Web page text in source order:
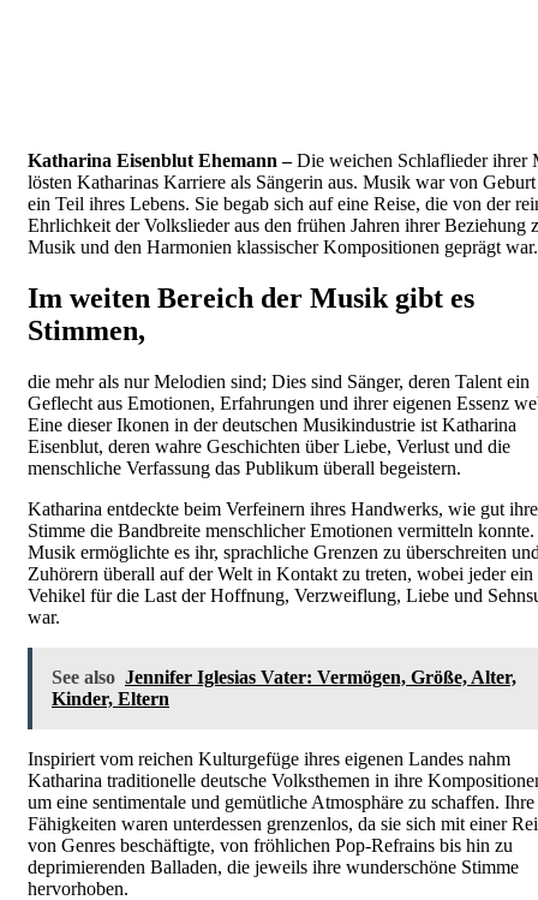
Katharina Eisenblut Ehemann –Die weichen Schlaflieder ihrer
lösten Katharinas Karriere als Sängerin aus. Musik war von
ein Teil ihres Lebens. Sie begab sich auf eine Reise, die von der
Ehrlichkeit der Volkslieder aus den frühen Jahren ihrer Beziehung
Musik und den Harmonien klassischer Kompositionen geprägt war.
Im weiten Bereich der Musik gibt es
Stimmen,
die mehr als nur Melodien sind; Dies sind Sänger, deren Talent ein
Geflecht aus Emotionen, Erfahrungen und ihrer eigenen Essenz
Eine dieser Ikonen in der deutschen Musikindustrie ist Katharina
Eisenblut, deren wahre Geschichten über Liebe, Verlust und die
menschliche Verfassung das Publikum überall begeistern.
Katharina entdeckte beim Verfeinern ihres Handwerks, wie gut ihre
Stimme die Bandbreite menschlicher Emotionen vermitteln
Musik ermöglichte es ihr, sprachliche Grenzen zu überschreiten
Zuhörern überall auf der Welt in Kontakt zu treten, wobei jeder ein
Vehikel für die Last der Hoffnung, Verzweiflung, Liebe und
war.
See also Jennifer Iglesias Vater: Vermögen, Größe, Alter,
Kinder, Eltern
Inspiriert vom reichen Kulturgefüge ihres eigenen Landes nahm
Katharina traditionelle deutsche Volksthemen in ihre
um eine sentimentale und gemütliche Atmosphäre zu schaffen. Ihre
Fähigkeiten waren unterdessen grenzenlos, da sie sich mit einer
von Genres beschäftigte, von fröhlichen Pop-Refrains bis hin zu
deprimierenden Balladen, die jeweils ihre wunderschöne Stimme
hervorhoben.